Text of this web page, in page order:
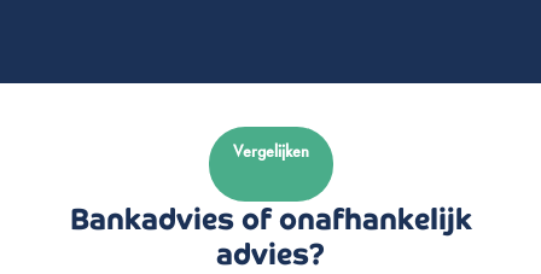
Vergelijken
Bankadvies of onafhankelijk
advies?